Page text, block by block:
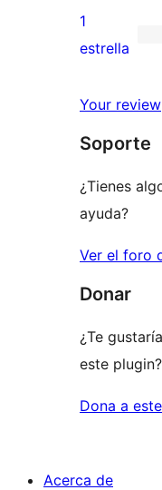
3
estrellas
valoraciones
de
estrellas
1
de
estrellas
1
estrella
Your review
Soporte
¿Tienes
ayuda?
Ver el foro
Donar
¿Te
este plugin?
Dona a
Acerca de